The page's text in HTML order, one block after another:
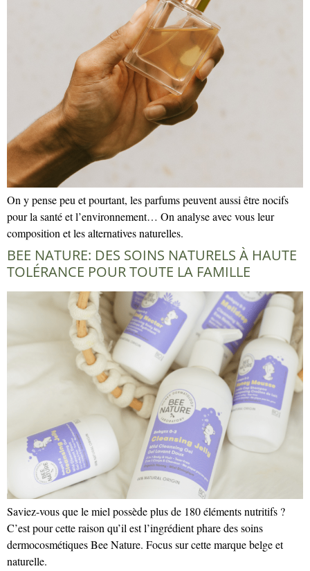
On y pense peu et pourtant, les parfums peuvent aussi être nocifs
pour la santé et l’environnement… On analyse avec vous leur
composition et les alternatives naturelles.
BEE NATURE: DES SOINS NATURELS À HAUTE
TOLÉRANCE POUR TOUTE LA FAMILLE
Saviez-vous que le miel possède plus de 180 éléments nutritifs ?
C’est pour cette raison qu’il est l’ingrédient phare des soins
dermocosmétiques Bee Nature. Focus sur cette marque belge et
naturelle.